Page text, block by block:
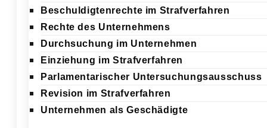
Beschuldigtenrechte im Strafverfahren
Rechte des Unternehmens
Durchsuchung im Unternehmen
Einziehung im Strafverfahren
Parlamentarischer Untersuchungsausschuss
Revision im Strafverfahren
Unternehmen als Geschädigte